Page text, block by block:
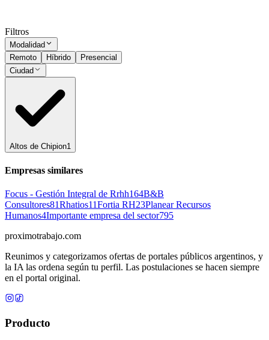
Filtros
Modalidad
Remoto
Híbrido
Presencial
Ciudad
Altos de Chipion1
Empresas similares
Focus - Gestión Integral de Rrhh164B&B
Consultores81Rhatios11Fortia RH23Planear Recursos
Humanos4Importante empresa del sector795
proximotrabajo.com
Reunimos y categorizamos ofertas de portales públicos argentinos, y
la IA las ordena según tu perfil. Las postulaciones se hacen siempre
en el portal original.
Producto